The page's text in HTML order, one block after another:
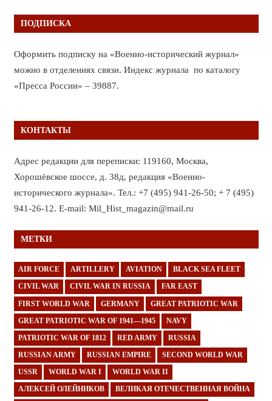
ПОДПИСКА
Оформить подписку на «Военно-исторический журнал»
можно в отделениях связи. Индекс журнала по каталогу
«Пресса России» – 39887.
КОНТАКТЫ
Адрес редакции для переписки: 119160, Москва,
Хорошёвское шоссе, д. 38д, редакция «Военно-
исторического журнала». Тел.: +7 (495) 941-26-50; + 7 (495)
941-26-12. E-mail: Mil_Hist_magazin@mail.ru
МЕТКИ
AIR FORCE ARTILLERY AVIATION BLACK SEA FLEET
CIVIL WAR CIVIL WAR IN RUSSIA FAR EAST
FIRST WORLD WAR GERMANY GREAT PATRIOTIC WAR
GREAT PATRIOTIC WAR OF 1941—1945 NAVY
PATRIOTIC WAR OF 1812 RED ARMY RUSSIA
RUSSIAN ARMY RUSSIAN EMPIRE SECOND WORLD WAR
USSR WORLD WAR I WORLD WAR II
АЛЕКСЕЙ ОЛЕЙНИКОВ ВЕЛИКАЯ ОТЕЧЕСТВЕННАЯ ВОЙНА